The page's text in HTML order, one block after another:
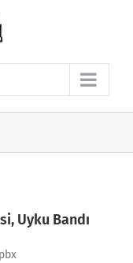
Uyku Bandı